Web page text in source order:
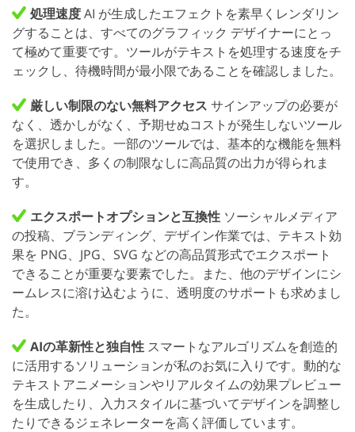
処理速度AI が生成したエフェクトを素早くレンダリン
グすることは、すべてのグラフィック デザイナーにとっ
て極めて重要です。ツールがテキストを処理する速度をチ
ェックし、待機時間が最小限であることを確認しました。
厳しい制限のない無料アクセス サインアップの必要が
なく、透かしがなく、予期せぬコストが発生しないツール
を選択しました。一部のツールでは、基本的な機能を無料
で使用でき、多くの制限なしに高品質の出力が得られま
す。
エクスポートオプションと互換性 ソーシャルメディア
の投稿、ブランディング、デザイン作業では、テキスト効
果を PNG、JPG、SVG などの高品質形式でエクスポート
できることが重要な要素でした。また、他のデザインにシ
ームレスに溶け込むように、透明度のサポートも求めまし
た。
AIの革新性と独自性 スマートなアルゴリズムを創造的
に活用するソリューションが私のお気に入りです。動的な
テキストアニメーションやリアルタイムの効果プレビュー
を生成したり、入力スタイルに基づいてデザインを調整し
たりできるジェネレーターを高く評価しています。